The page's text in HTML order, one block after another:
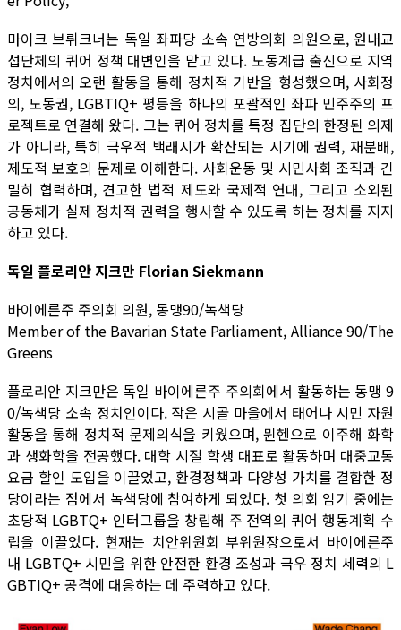
마이크 브뤼크너는 독일 좌파당 소속 연방의회 의원으로, 원내교
섭단체의 퀴어 정책 대변인을 맡고 있다. 노동계급 출신으로 지역
정치에서의 오랜 활동을 통해 정치적 기반을 형성했으며, 사회정
의, 노동권, LGBTIQ+ 평등을 하나의 포괄적인 좌파 민주주의 프
로젝트로 연결해 왔다. 그는 퀴어 정치를 특정 집단의 한정된 의제
가 아니라, 특히 극우적 백래시가 확산되는 시기에 권력, 재분배,
제도적 보호의 문제로 이해한다. 사회운동 및 시민사회 조직과 긴
밀히 협력하며, 견고한 법적 제도와 국제적 연대, 그리고 소외된
공동체가 실제 정치적 권력을 행사할 수 있도록 하는 정치를 지지
하고 있다.
독일 플로리안 지크만 Florian Siekmann
바이에른주 주의회 의원, 동맹90/녹색당
Member of the Bavarian State Parliament, Alliance 90/The
Greens
플로리안 지크만은 독일 바이에른주 주의회에서 활동하는 동맹 9
0/녹색당 소속 정치인이다. 작은 시골 마을에서 태어나 시민 자원
활동을 통해 정치적 문제의식을 키웠으며, 뮌헨으로 이주해 화학
과 생화학을 전공했다. 대학 시절 학생 대표로 활동하며 대중교통
요금 할인 도입을 이끌었고, 환경정책과 다양성 가치를 결합한 정
당이라는 점에서 녹색당에 참여하게 되었다. 첫 의회 임기 중에는
초당적 LGBTQ+ 인터그룹을 창립해 주 전역의 퀴어 행동계획 수
립을 이끌었다. 현재는 치안위원회 부위원장으로서 바이에른주
내 LGBTQ+ 시민을 위한 안전한 환경 조성과 극우 정치 세력의 L
GBTIQ+ 공격에 대응하는 데 주력하고 있다.